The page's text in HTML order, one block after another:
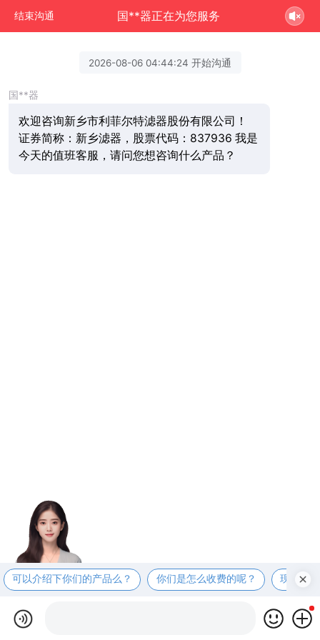
结束沟通 国**器正在为您服务
2026-08-06 04:44:24 开始沟通
国**器
欢迎咨询新乡市利菲尔特滤器股份有限公司！
证券简称：新乡滤器，股票代码：837936 我是
今天的值班客服，请问您想咨询什么产品？
可以介绍下你们的产品么？ 你们是怎么收费的呢？ 现在有